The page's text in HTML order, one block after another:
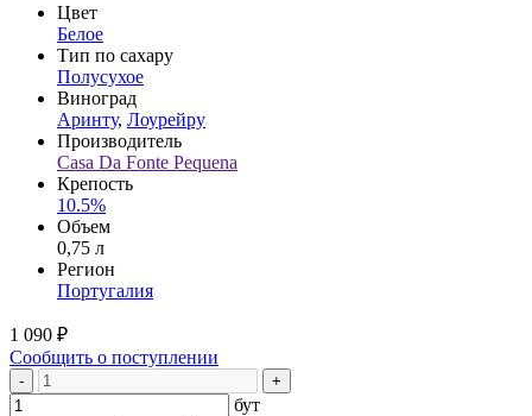
Цвет
Белое
Тип по сахару
Полусухое
Виноград
Аринту, Лоурейру
Производитель
Casa Da Fonte Pequena
Крепость
10.5%
Объем
0,75 л
Регион
Португалия
1 090 ₽
Сообщить о поступлении
- +
бут